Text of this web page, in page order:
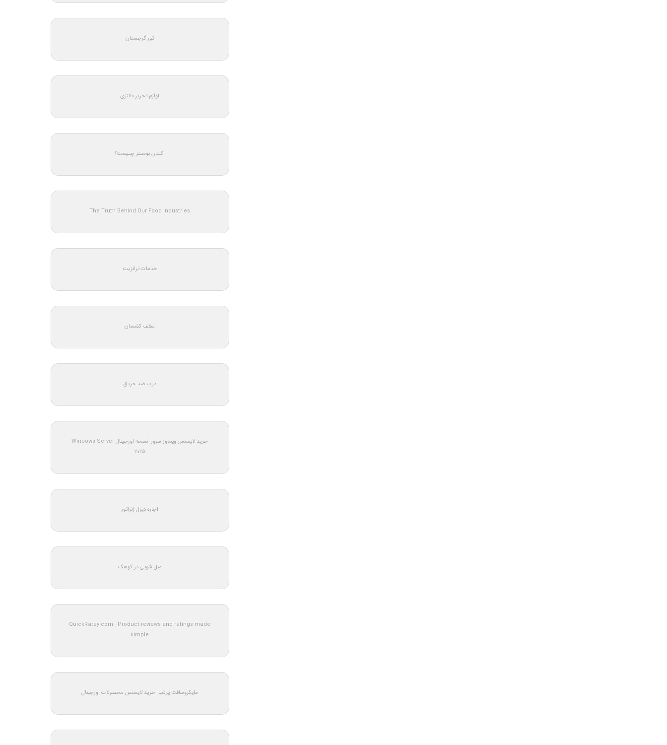
تور گرجستان
لوازم تحریر فانتزی
اکـتان بوسـتر چـیست؟
The Truth Behind Our Food Industries
خدمات ترانزیت
سقف کشسان
درب ضد حریق
خرید لایسنس ویندوز سرور: نسخه اورجینال Windows Server
2025
اجاره دیزل ژنراتور
مبل شویی در کوهک
QuickRatey.com : Product reviews and ratings made
simple
مایکروسافت پرشیا: خرید لایسنس محصولات اورجینال